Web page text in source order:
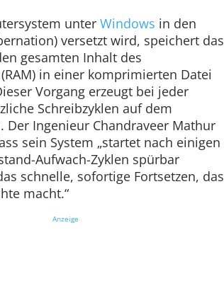
unter Windows in den
versetzt wird, speichert das
gesamten Inhalt des
in einer komprimierten Datei
Vorgang erzeugt bei jeder
Schreibzyklen auf dem
Der Ingenieur Chandraveer Mathur
sein System „startet nach einigen
Aufwach-Zyklen spürbar
schnelle, sofortige Fortsetzen, das
macht.“
Anzeige